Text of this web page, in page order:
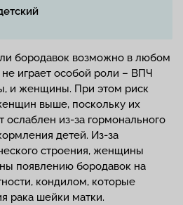
бородавок возможно в любом
играет особой роли – ВПЧ
и женщины. При этом риск
выше, поскольку их
из-за гормонального
детей. Из-за
строения, женщины
появлению бородавок на
кондилом, которые
рака шейки матки.